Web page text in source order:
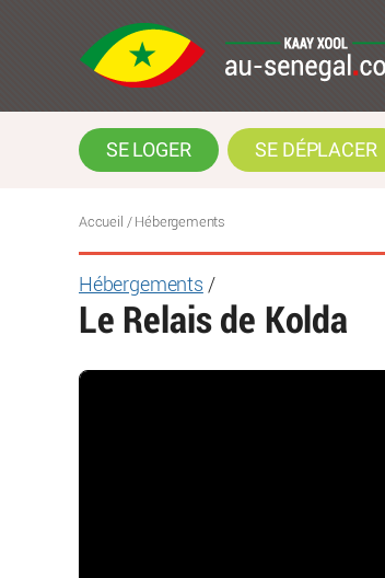
SE LOGER SE DÉPLACER
Accueil / Hébergements
Hébergements /
Le Relais de Kolda